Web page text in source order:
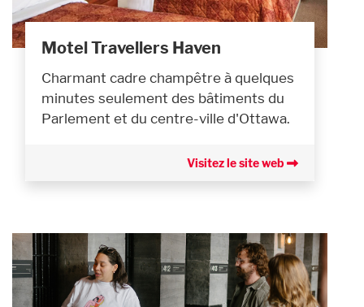
Motel Travellers Haven
Charmant cadre champêtre à quelques
minutes seulement des bâtiments du
Parlement et du centre-ville d'Ottawa.
Visitez le site web